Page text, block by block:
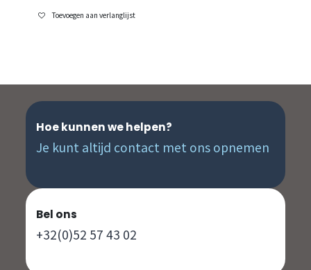
Toevoegen aan verlanglijst
Hoe kunnen we helpen?
Je kunt altijd contact met ons opnemen
Bel ons
+32(0)52 57 43 02